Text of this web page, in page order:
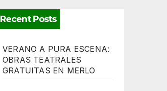
Recent Posts
VERANO A PURA ESCENA:
OBRAS TEATRALES
GRATUITAS EN MERLO